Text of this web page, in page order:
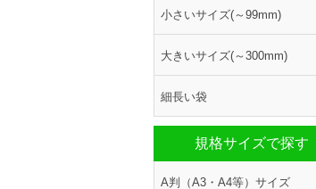
小さいサイズ(～99mm)
大きいサイズ(～300mm)
細長い袋
規格サイズで探す
A判（A3・A4等）サイズ